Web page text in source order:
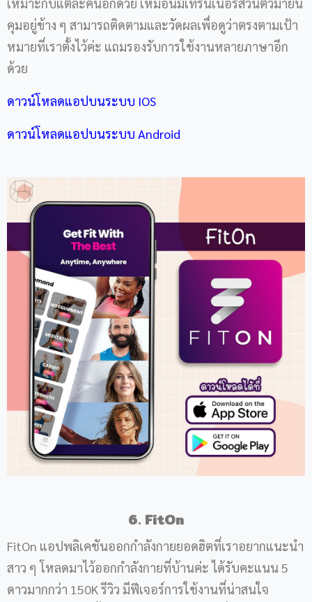
คุมอยู่ข้าง ๆ สามารถติดตามและวัดผลเพื่อดูว่าตรงตามเป้า
หมายที่เราตั้งไว้ค่ะ แถมรองรับการใช้งานหลายภาษาอีก
ด้วย
ดาวน์โหลดแอปบนระบบ IOS
ดาวน์โหลดแอปบนระบบ Android
6. FitOn
FitOn แอปพลิเคชันออกกำลังกายยอดฮิตที่เราอยากแนะนำ
สาว ๆ โหลดมาไว้ออกกำลังกายที่บ้านค่ะ ได้รับคะแนน 5
ดาวมากกว่า 150K รีวิว มีฟีเจอร์การใช้งานที่น่าสนใจ